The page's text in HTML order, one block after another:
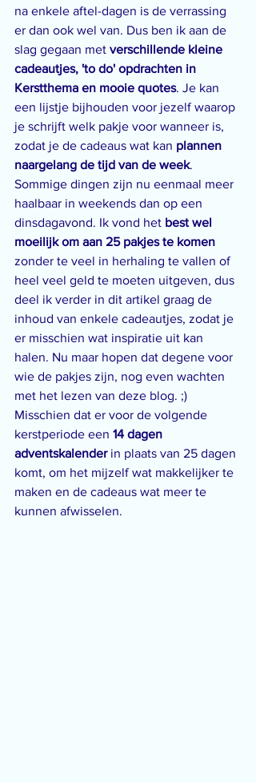
na enkele aftel-dagen is de verrassing
er dan ook wel van. Dus ben ik aan de
slag gegaan met verschillende kleine
cadeautjes, 'to do' opdrachten in
Kerstthema en mooie quotes. Je kan
een lijstje bijhouden voor jezelf waarop
je schrijft welk pakje voor wanneer is,
zodat je de cadeaus wat kan plannen
naargelang de tijd van de week.
Sommige dingen zijn nu eenmaal meer
haalbaar in weekends dan op een
dinsdagavond. Ik vond het best wel
moeilijk om aan 25 pakjes te komen
zonder te veel in herhaling te vallen of
heel veel geld te moeten uitgeven, dus
deel ik verder in dit artikel graag de
inhoud van enkele cadeautjes, zodat je
er misschien wat inspiratie uit kan
halen. Nu maar hopen dat degene voor
wie de pakjes zijn, nog even wachten
met het lezen van deze blog. ;)
Misschien dat er voor de volgende
kerstperiode een 14 dagen
adventskalender in plaats van 25 dagen
komt, om het mijzelf wat makkelijker te
maken en de cadeaus wat meer te
kunnen afwisselen.